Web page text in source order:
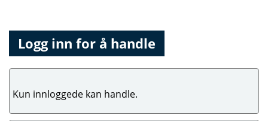
Logg inn for å handle
Kun innloggede kan handle.